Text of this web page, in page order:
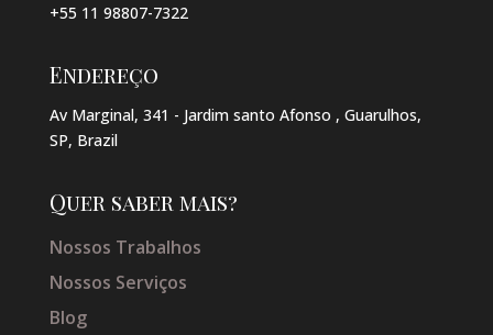
+55 11 98807-7322
Endereço
Av Marginal, 341 - Jardim santo Afonso , Guarulhos,
SP, Brazil
Quer saber mais?
Nossos Trabalhos
Nossos Serviços
Blog